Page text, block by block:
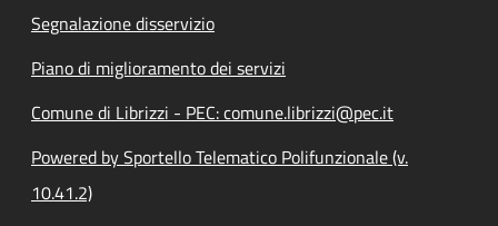
Segnalazione disservizio
Piano di miglioramento dei servizi
Comune di Librizzi - PEC: comune.librizzi@pec.it
Powered by Sportello Telematico Polifunzionale (v.
10.41.2)